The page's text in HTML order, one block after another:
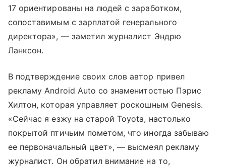
17 ориентированы на людей с заработком,
сопоставимым с зарплатой генерального
директора», — заметил журналист Эндрю
Ланксон.
В подтверждение своих слов автор привел
рекламу Android Auto со знаменитостью Пэрис
Хилтон, которая управляет роскошным Genesis.
«Сейчас я езжу на старой Toyota, настолько
покрытой птичьим пометом, что иногда забываю
ее первоначальный цвет», — высмеял рекламу
журналист. Он обратил внимание на то,